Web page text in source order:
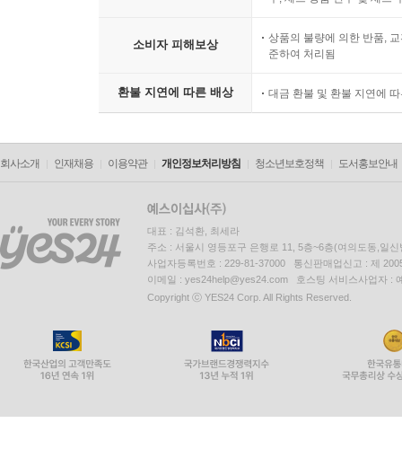
소비자 피해보상
상품의 불량에 의한 반품,
준하여 처리됨
환불 지연에 따른 배상 대금 환불 및 환불 지연에
회사소개 인재채용 이용약관 개인정보처리방침 청소년보호정책 도서홍보안내
대표 : 김석환, 최세라
주소 : 서울시 영등포구 은행로 11, 5층~6층(여의도동,일신
사업자등록번호 : 229-81-37000 통신판매업신고 : 제
이메일 : yes24help@yes24.com 호스팅 서비스사업자 :
Copyright ⓒ YES24 Corp. All Rights Reserved.